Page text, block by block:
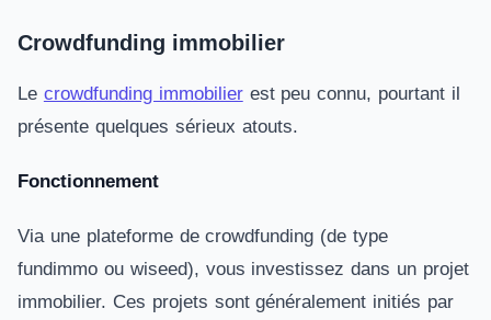
Crowdfunding immobilier
Le crowdfunding immobilierest peu connu, pourtant il
présente quelques sérieux atouts.
Fonctionnement
Via une plateforme de crowdfunding (de type
fundimmo ou wiseed), vous investissez dans un projet
immobilier. Ces projets sont généralement initiés par